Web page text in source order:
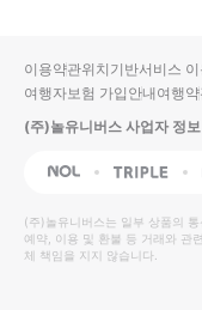
입니
다.
높
은
순
동
영
상
순
상
이용약관위치기반서비스
여행자보험 가입안내여행
(주)놀유니버스 사업자 정보
NOL Triple
(주)놀유니버스는 일부 상품의
예약, 이용 및 환불 등 거래와 관
체 책임을 지지 않습니다.